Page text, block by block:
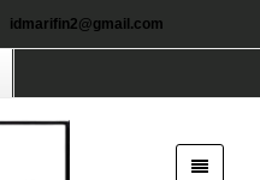
idmarifin2@gmail.com